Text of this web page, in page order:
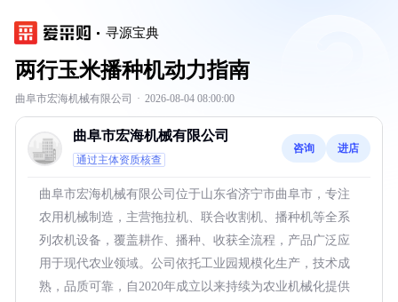
寻源宝典
两行玉米播种机动力指南
曲阜市宏海机械有限公司 · 2026-08-04 08:00:00
曲阜市宏海机械有限公司
通过主体资质核查
咨询 进店
曲阜市宏海机械有限公司位于山东省济宁市曲阜市，专注
农用机械制造，主营拖拉机、联合收割机、播种机等全系
列农机设备，覆盖耕作、播种、收获全流程，产品广泛应
用于现代农业领域。公司依托工业园规模化生产，技术成
熟，品质可靠，自2020年成立以来持续为农业机械化提供